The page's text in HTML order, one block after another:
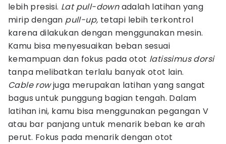
lebih presisi. Lat pull-downadalah latihan yang
mirip dengan pull-up, tetapi lebih terkontrol
karena dilakukan dengan menggunakan mesin.
Kamu bisa menyesuaikan beban sesuai
kemampuan dan fokus pada otot latissimus dorsi
tanpa melibatkan terlalu banyak otot lain.
Cable rowjuga merupakan latihan yang sangat
bagus untuk punggung bagian tengah. Dalam
latihan ini, kamu bisa menggunakan pegangan V
atau bar panjang untuk menarik beban ke arah
perut. Fokus pada menarik dengan otot